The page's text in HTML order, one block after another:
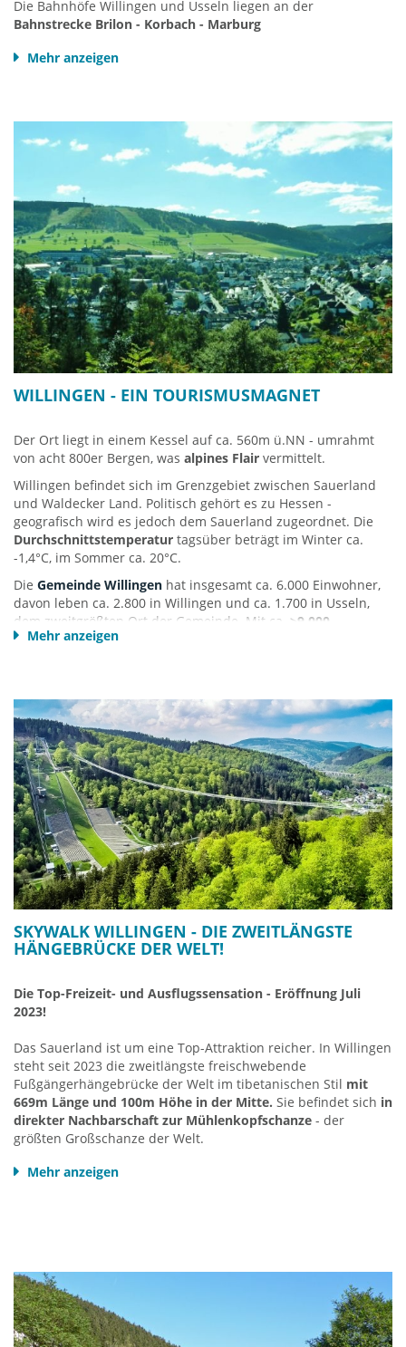
Die Bahnhöfe Willingen und Usseln liegen an der
Bahnstrecke Brilon - Korbach - Marburg
Anreise mit der Bahn:
von Kasselmit Umstieg in Korbach oder Brilon-Wald im
(meist) Stundentakt nach Willingen
Von Dortmund/Hagen
mit Umstieg in Brilon-Wald im (meist)
Stundentakt nach Willingen. (Fr./So.gibt es Direktzüge)
DB Reisezug-Auskunft HIER
Mehr anzeigen
WILLINGEN - EIN TOURISMUSMAGNET
Der Ort liegt in einem Kessel auf ca. 560m ü.NN - umrahmt
von acht 800er Bergen, was alpines Flair vermittelt.
Willingen befindet sich im Grenzgebiet zwischen Sauerland
und Waldecker Land. Politisch gehört es zu Hessen -
geografisch wird es jedoch dem Sauerland zugeordnet. Die
Durchschnittstemperatur tagsüber beträgt im Winter ca.
-1,4°C, im Sommer ca. 20°C.
Die Gemeinde Willingen hat insgesamt ca. 6.000 Einwohner,
davon leben ca. 2.800 in Willingen und ca. 1.700 in Usseln,
dem zweitgrößten Ort der Gemeinde. Mit ca. >9.000
Gästebetten(davon knapp 7.000 in Willingen selbst)
deutschlandweit unter den Top-20gelistet (ohne
Städtetourismus).
Sport- Freizeit- und Skiareale befinden sich unmittelbar um
den Ortskern herum. Sie sind daher fußläufig erreichbar,
was den Ort sehr kompakt macht. Während ihres Willingen-
Urlaubs können Sie das Auto meist stehen lassen, zumal man
mit der Kurkarte (Sauerland-Card) Bus & Bahn im gesamten
Sauerland kostenlos nutzen kann.Fahrpläne und mehr Info
gibt es in derTouristinfo Willingen.
Infos über Ortslagen und Ortsteile finden Sie HIER.
Mehr anzeigen
SKYWALK WILLINGEN - DIE ZWEITLÄNGSTE
HÄNGEBRÜCKE DER WELT!
Die Top-Freizeit- und Ausflugssensation - Eröffnung Juli
2023!
Das Sauerland ist um eine Top-Attraktion reicher. In Willingen
steht seit 2023 die zweitlängste freischwebende
Fußgängerhängebrücke der Welt im tibetanischen Stil mit
669m Länge und 100m Höhe in der Mitte. Sie befindet sich in
direkter Nachbarschaft zur Mühlenkopfschanze - der
größten Großschanze der Welt.
In Kombination mit der Mühlenkopfschanze und
absoluten Besuchermagneten für Sauerland-Urlauber und
Tagesgäste werden lässt. Ein Tag in Willingen mit seinen
zahlreichen Super-Attraktionen gehört nun zum unbedingten
Programm!
Mehr anzeigen